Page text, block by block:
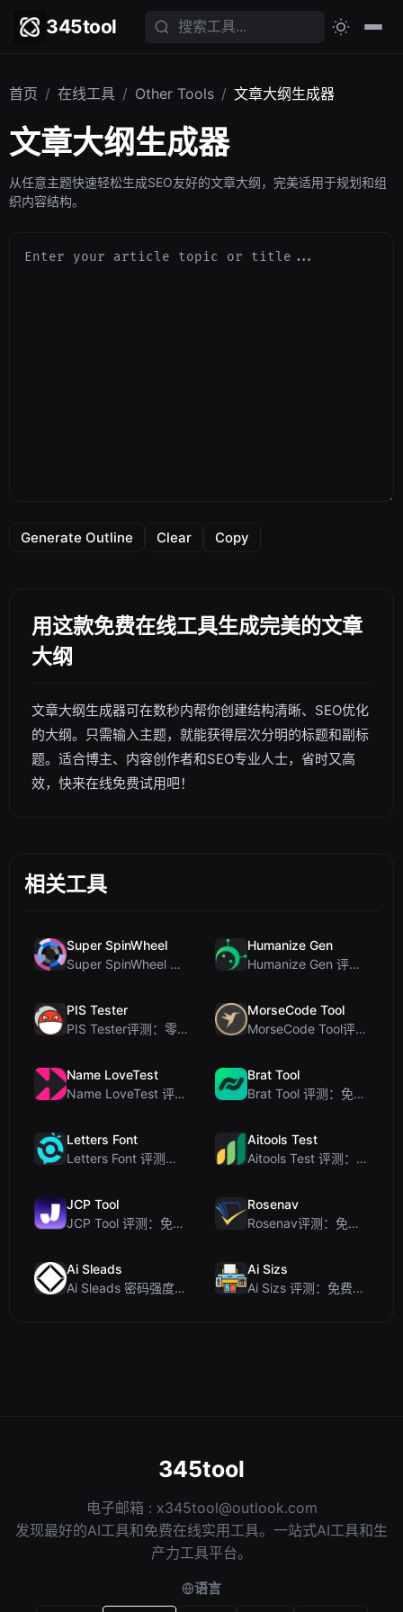
345tool
首页 / 在线工具 / Other Tools / 文章大纲生成器
文章大纲生成器
从任意主题快速轻松生成SEO友好的文章大纲，完美适用于规划和组
织内容结构。
Generate Outline Clear Copy
用这款免费在线工具生成完美的文章
大纲
文章大纲生成器可在数秒内帮你创建结构清晰、SEO优化
的大纲。只需输入主题，就能获得层次分明的标题和副标
题。适合博主、内容创作者和SEO专业人士，省时又高
效，快来在线免费试用吧！
相关工具
Super SpinWheel
Super SpinWheel 评测：隐私优先的免费转盘随机选择工具
Humanize Gen
Humanize Gen 评测：深入探讨这款免费的 AI 人性化工具
PIS Tester
PIS Tester评测：零AI的友谊测试，揭露假朋友
MorseCode Tool
MorseCode Tool评测：带音频和灯光的免费在线文本转摩斯密码转换器
Name LoveTest
Name LoveTest 评测：一款优先保护隐私的爱情计算器，支持生成可分享图片
Brat Tool
Brat Tool 评测：免费在线 Charli XCX 风格 Brat 文字生成器
Letters Font
Letters Font 评测：免费 Unicode 字体生成器，适用于 Instagram 及更多...
Aitools Test
Aitools Test 评测：免费的基于浏览器的 AI 检测器、Token 计数器及成本估算器
JCP Tool
JCP Tool 评测：免费的客户端数据格式转换工具（支持 JSON、CSV、YAML、XML）
Rosenav
Rosenav评测：免费在线余弦相似度检查器与文本差异工具
Ai Sleads
Ai Sleads 密码强度检查器评测：零上传、实时熵分析
Ai Sizs
Ai Sizs 评测：免费、私密的图像相似度与模糊检测工具
345tool
电子邮箱 : x345tool@outlook.com
发现最好的AI工具和免费在线实用工具。一站式AI工具和生
产力工具平台。
语言